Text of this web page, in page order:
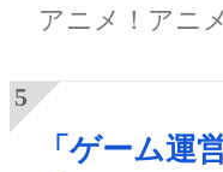
アニメ！アニ
「ゲーム運